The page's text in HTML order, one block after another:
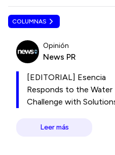
COLUMNAS
Opinión
News PR
[EDITORIAL] Esencia
Responds to the Water
Challenge with
Leer más